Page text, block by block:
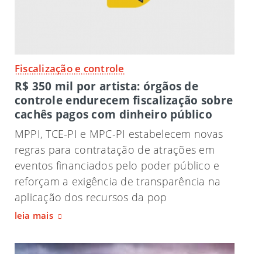
Fiscalização e controle
R$ 350 mil por artista: órgãos de
controle endurecem fiscalização sobre
cachês pagos com dinheiro público
MPPI, TCE-PI e MPC-PI estabelecem novas
regras para contratação de atrações em
eventos financiados pelo poder público e
reforçam a exigência de transparência na
aplicação dos recursos da pop
leia mais